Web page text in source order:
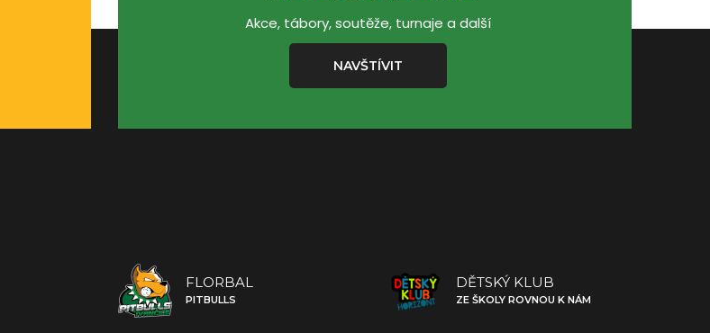
Akce, tábory, soutěže, turnaje a další
NAVŠTÍVIT
FLORBAL
PITBULLS
DĚTSKÝ KLUB
ZE ŠKOLY ROVNOU K NÁM